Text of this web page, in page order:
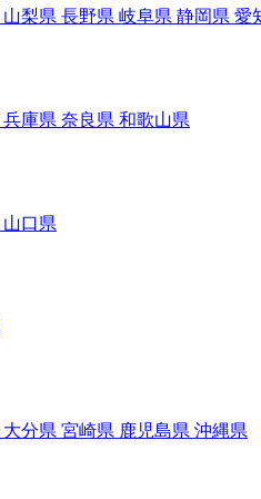
山梨県 長野県 岐阜県 静岡県 愛
兵庫県 奈良県 和歌山県
山口県
大分県 宮崎県 鹿児島県 沖縄県